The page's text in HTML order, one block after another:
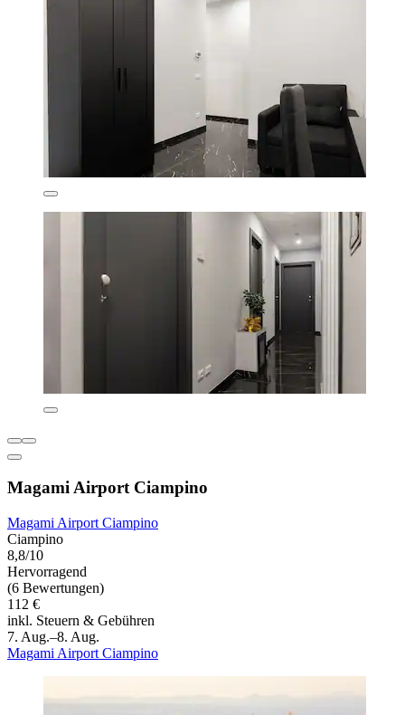
Magami Airport Ciampino
Magami Airport Ciampino
Ciampino
8,8/10
Hervorragend
(6 Bewertungen)
112 €
inkl. Steuern & Gebühren
7. Aug.–8. Aug.
Magami Airport Ciampino